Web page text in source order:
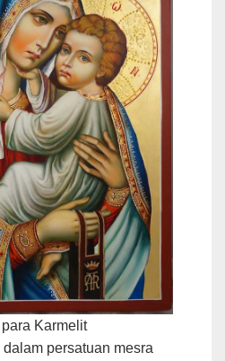
Karmelit
persatuan mesra